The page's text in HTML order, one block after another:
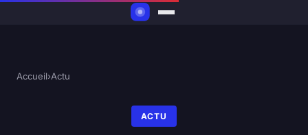
Accueil›Actu
ACTU